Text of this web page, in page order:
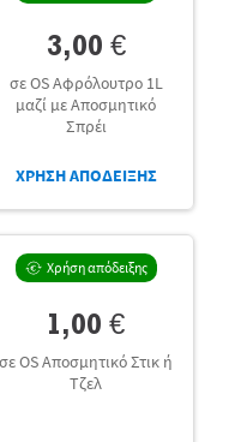
3,00 €
σε OS Αφρόλουτρο 1L
μαζί με Αποσμητικό
Σπρέι
ΧΡΗΣΗ ΑΠΟΔΕΙΞΗΣ
Χρήση απόδειξης
1,00 €
σε OS Αποσμητικό Στικ ή
Τζελ